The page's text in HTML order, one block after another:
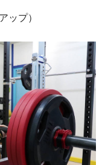
ップ）